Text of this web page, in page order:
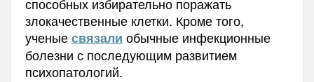
злокачественные клетки. Кроме того,
ученыесвязали обычные инфекционные
болезни с последующим развитием
психопатологий.